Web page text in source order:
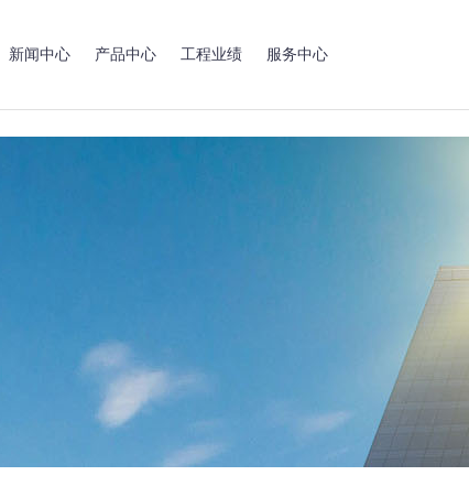
新闻中心 产品中心 工程业绩 服务中心